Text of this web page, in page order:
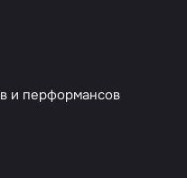
и перформансов